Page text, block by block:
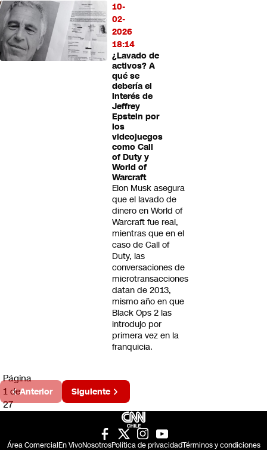
10-
02-
2026
18:14
¿Lavado de
activos? A
qué se
debería el
interés de
Jeffrey
Epstein por
los
videojuegos
como Call
of Duty y
World of
Warcraft
Elon Musk asegura
que el lavado de
dinero en World of
Warcraft fue real,
mientras que en el
caso de Call of
Duty, las
conversaciones de
microtransacciones
datan de 2013,
mismo año en que
Black Ops 2 las
introdujo por
primera vez en la
franquicia.
Página
1 de
27
Anterior Siguiente
Área ComercialEn VivoNosotrosPolítica de privacidadTérminos y condiciones